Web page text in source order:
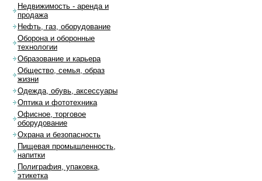
Недвижимость - аренда и
продажа
Нефть, газ, оборудование
Оборона и оборонные
технологии
Образование и карьера
Общество, семья, образ
жизни
Одежда, обувь, аксессуары
Оптика и фототехника
Офисное, торговое
оборудование
Охрана и безопасность
Пищевая промышленность,
напитки
Полиграфия, упаковка,
этикетка